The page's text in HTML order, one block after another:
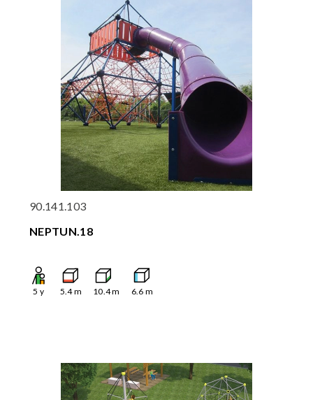
90.141.103
NEPTUN.18
5 y 5.4m 10.4m 6.6 m